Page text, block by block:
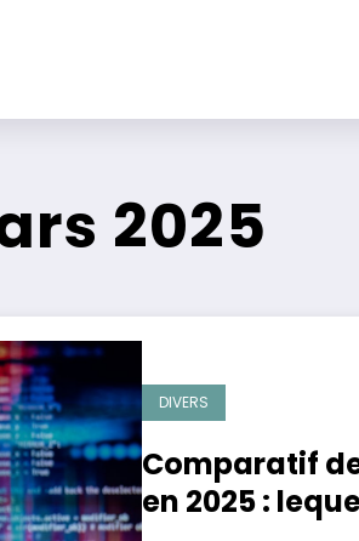
2025
DIVERS
Comparatif
en 2025 :